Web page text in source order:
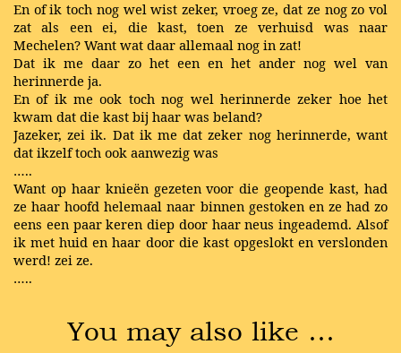
En of ik toch nog wel wist zeker, vroeg ze, dat ze nog zo vol
zat als een ei, die kast, toen ze verhuisd was naar
Mechelen? Want wat daar allemaal nog in zat!
Dat ik me daar zo het een en het ander nog wel van
herinnerde ja.
En of ik me ook toch nog wel herinnerde zeker hoe het
kwam dat die kast bij haar was beland?
Jazeker, zei ik. Dat ik me dat zeker nog herinnerde, want
dat ikzelf toch ook aanwezig was
…..
Want op haar knieën gezeten voor die geopende kast, had
ze haar hoofd helemaal naar binnen gestoken en ze had zo
eens een paar keren diep door haar neus ingeademd. Alsof
ik met huid en haar door die kast opgeslokt en verslonden
werd! zei ze.
…..
You may also like …